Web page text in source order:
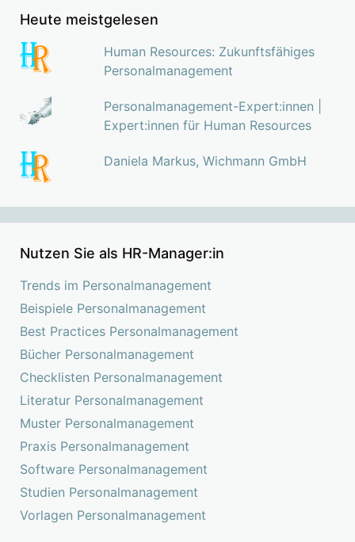
Heute meistgelesen
Human Resources: Zukunftsfähiges
Personalmanagement
Personalmanagement-Expert:innen |
Expert:innen für Human Resources
Daniela Markus, Wichmann GmbH
Nutzen Sie als HR-Manager:in
Trends im Personalmanagement
Beispiele Personalmanagement
Best Practices Personalmanagement
Bücher Personalmanagement
Checklisten Personalmanagement
Literatur Personalmanagement
Muster Personalmanagement
Praxis Personalmanagement
Software Personalmanagement
Studien Personalmanagement
Vorlagen Personalmanagement